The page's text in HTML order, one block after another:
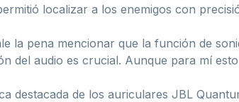
localizar a los enemigos con
la pena mencionar que la función de
del audio es crucial. Aunque para mí
destacada de los auriculares JBL